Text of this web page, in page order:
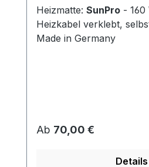
Heizmatte: SunPro - 160
Heizkabel verklebt,
Made in Germany
Regulärer Preis:
Ab 70,00 €
Details